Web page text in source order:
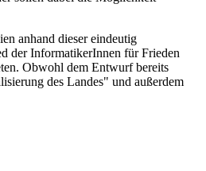
anhand dieser eindeutig
der InformatikerInnen für Frieden
Obwohl dem Entwurf bereits
des Landes" und außerdem